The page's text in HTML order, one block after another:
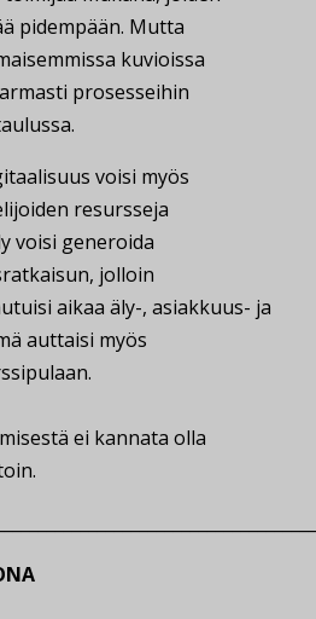
pidempään. Mutta
kuvioissa
prosesseihin
voisi myös
resursseja
voisi generoida
jolloin
aikaa äly-, asiakkuus- ja
auttaisi myös
ei kannata olla